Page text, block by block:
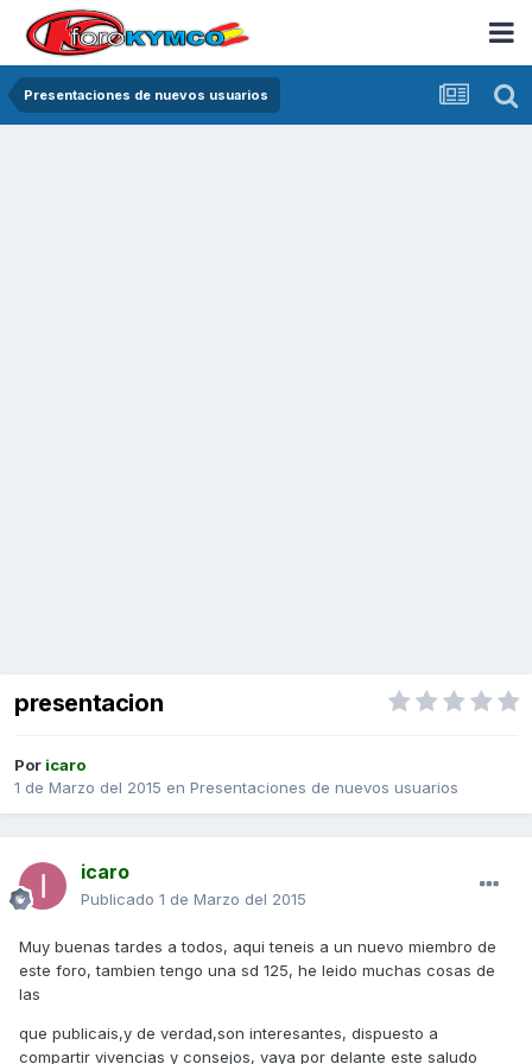
Presentaciones de nuevos usuarios
presentacion
Por icaro
1 de Marzo del 2015 en Presentaciones de nuevos usuarios
icaro
Publicado 1 de Marzo del 2015
Muy buenas tardes a todos, aqui teneis a un nuevo miembro de
este foro, tambien tengo una sd 125, he leido muchas cosas de
las
que publicais,y de verdad,son interesantes, dispuesto a
compartir vivencias y consejos, vaya por delante este saludo